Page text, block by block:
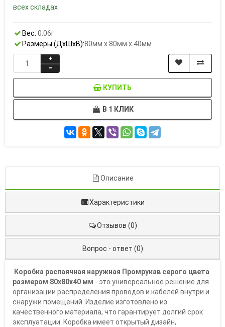
всех складах
Вес: 0.06г
Размеры (ДxШxВ):80мм x 80мм x 40мм
КУПИТЬ
В 1 КЛИК
Описание
Характеристики
Отзывов (0)
Вопрос - ответ (0)
Коробка распаячная наружная Промрукав серого цвета
размером 80х80х40 мм - это универсальное решение для
организации распределения проводов и кабелей внутри и
снаружи помещений. Изделие изготовлено из
качественного материала, что гарантирует долгий срок
эксплуатации. Коробка имеет открытый дизайн,